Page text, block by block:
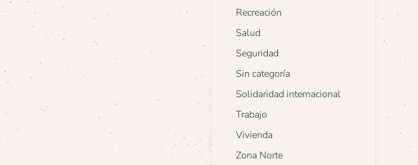
Recreación
Salud
Seguridad
Sin categoría
Solidaridad internacional
Trabajo
Vivienda
Zona Norte